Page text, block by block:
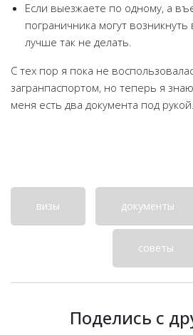
Если выезжаете по одному, а
пограничника могут
лучше так не делать.
С тех пор я пока не
загранпаспортом, но теперь я
меня есть два документа под рукой.
визы документы
советы
Поделись с